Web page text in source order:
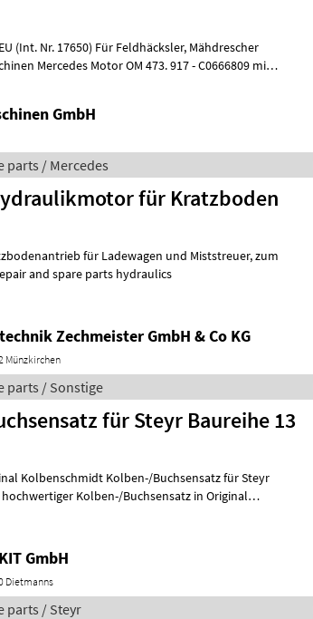
Für Feldhäcksler, Mähdrescher
- C0666809 mit
GmbH
parts / Mercedes
für Kratzboden
für Ladewagen und Miststreuer, zum
aufbauen Repair and spare parts hydraulics
Zechmeister GmbH & Co KG
Münzkirchen
parts / Sonstige
für Steyr Baureihe 13
Kolbenschmidt Kolben-/Buchsensatz für Steyr
GmbH
Dietmanns
parts / Steyr